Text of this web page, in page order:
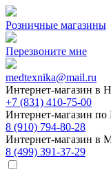
Розничные магазины
Перезвоните мне
medtexnika@mail.ru
Интернет-магазин в
+7 (831) 410-75-00
Интернет-магазин по
8 (910) 794-80-28
Интернет-магазин в
8 (499) 391-37-29